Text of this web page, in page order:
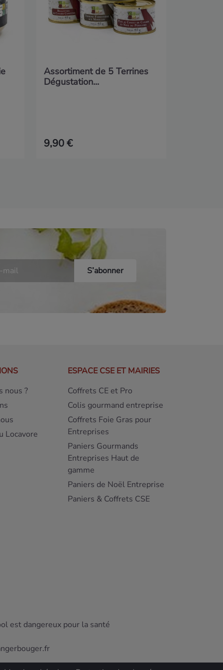
Assortiment de 5 Terrines
Dégustation...
9,90 €
nous ?
Locavore
ESPACE CSE ET MAIRIES
Coffrets CE et Pro
Colis gourmand entreprise
Coffrets Foie Gras pour
Entreprises
Paniers Gourmands
Entreprises Haut de
gamme
Paniers de Noël Entreprise
Paniers & Coffrets CSE
est dangereux pour la santé